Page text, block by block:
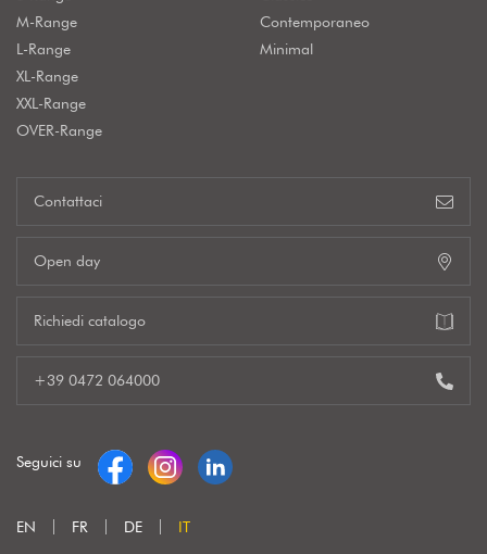
M-Range
L-Range
XL-Range
XXL-Range
OVER-Range
Contemporaneo
Minimal
Contattaci
Open day
Richiedi catalogo
+39 0472 064000
Seguici su
EN FR DE IT